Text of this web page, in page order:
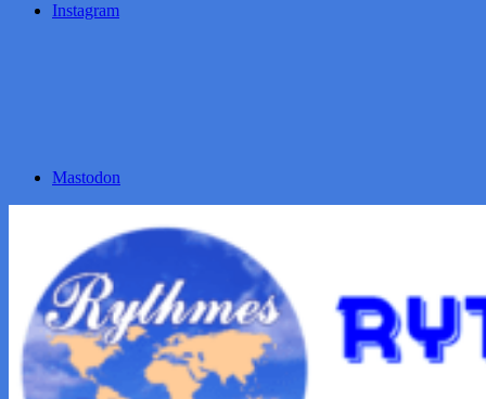
Instagram
Mastodon